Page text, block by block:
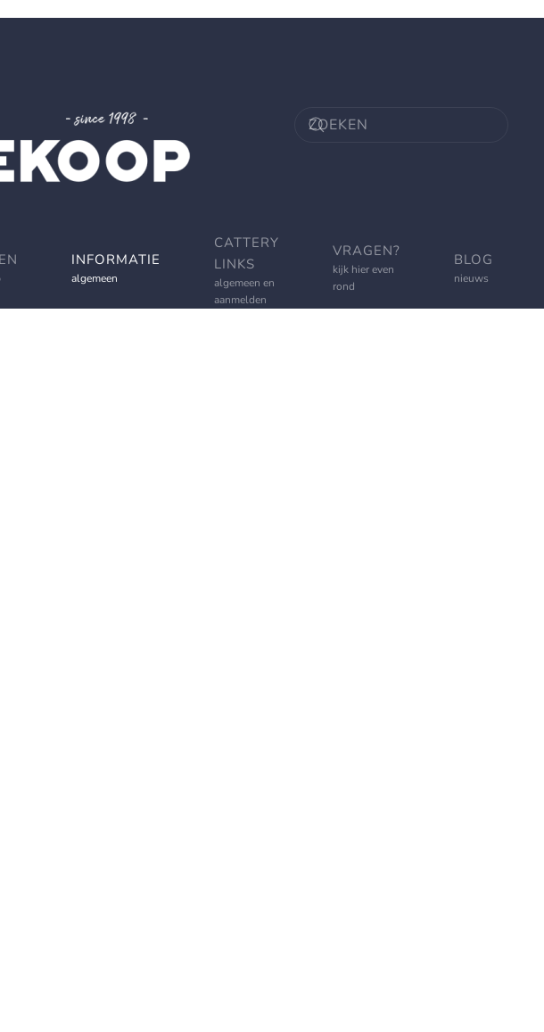
INFORMATIE
algemeen
CATTERY
LINKS
algemeen en
aanmelden
VRAGEN?
kijk hier even
rond
BLOG
nieuws